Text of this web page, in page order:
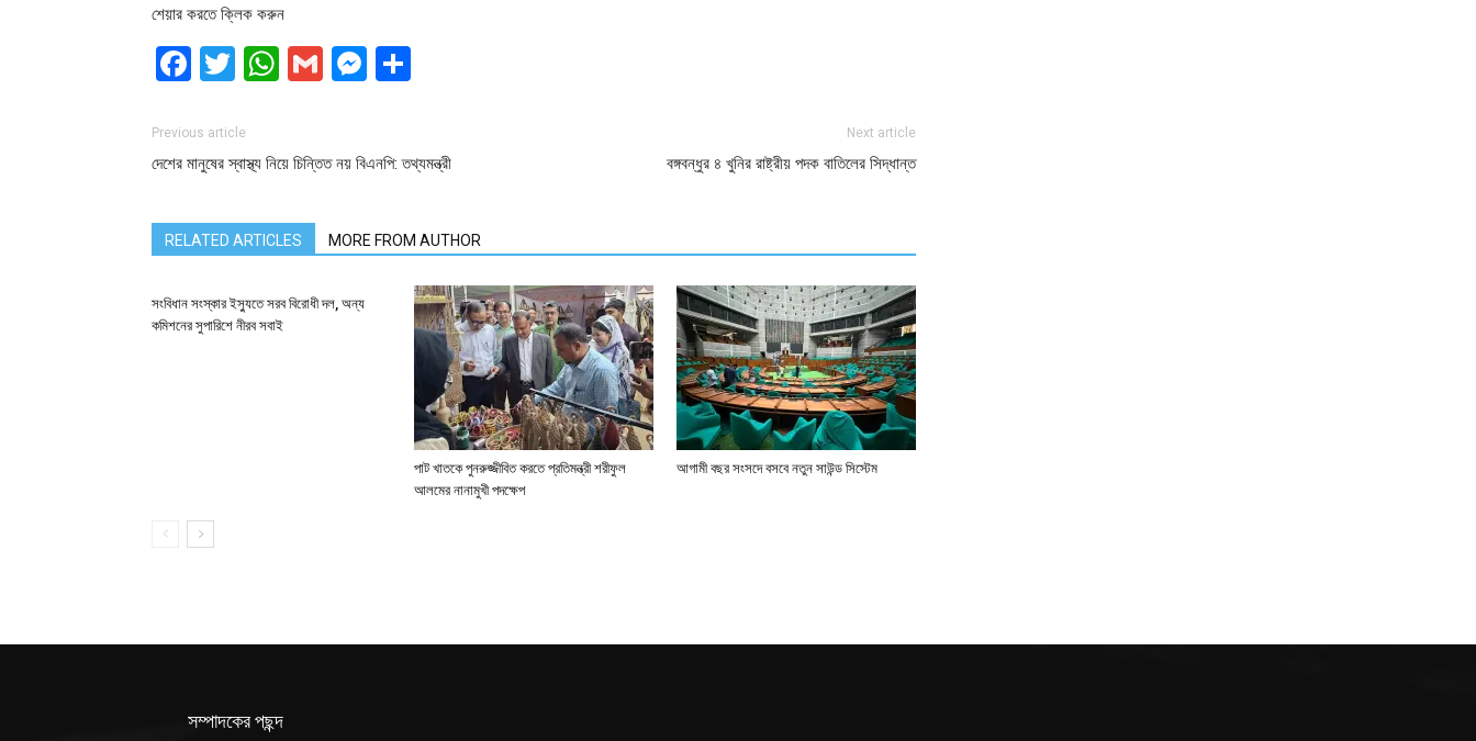
শেয়ার করতে ক্লিক করুন
Facebook
Twitter
WhatsApp
GmailMessenger
Previous article
দেশের মানুষের স্বাস্থ্য নিয়ে চিন্তিত নয় বিএনপি: তথ্যমন্ত্রী
Next article
বঙ্গবন্ধুর ৪ খুনির রাষ্ট্রীয় পদক বাতিলের সিদ্ধান্ত
RELATED ARTICLES MORE FROM AUTHOR
সংবিধান সংস্কার ইস্যুতে সরব বিরোধী দল, অন্য
কমিশনের সুপারিশে নীরব সবাই
পাট খাতকে পুনরুজ্জীবিত করতে প্রতিমন্ত্রী শরীফুল
আলমের নানামুখী পদক্ষেপ
আগামী বছর সংসদে বসবে নতুন সাউন্ড সিস্টেম
সম্পাদকের পছন্দ